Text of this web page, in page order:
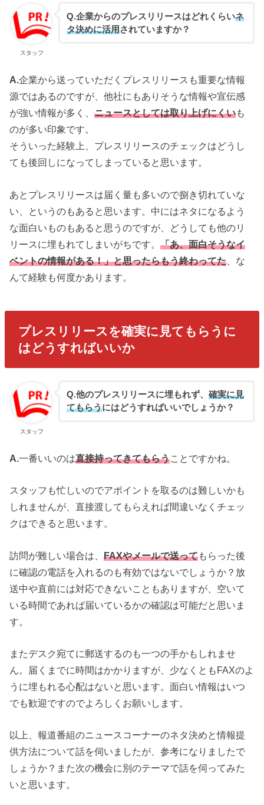
スタッフ
Q.企業からのプレスリリースはどれくらいネ
タ決めに活用されていますか？
A.企業から送っていただくプレスリリースも重要な情報
源ではあるのですが、他社にもありそうな情報や宣伝感
が強い情報が多く、ニュースとしては取り上げにくいも
のが多い印象です。
そういった経験上、プレスリリースのチェックはどうし
ても後回しになってしまっていると思います。
あとプレスリリースは届く量も多いので捌き切れていな
い、というのもあると思います。中にはネタになるよう
な面白いものもあると思うのですが、どうしても他のリ
リースに埋もれてしまいがちです。「あ、面白そうなイ
ベントの情報がある！」と思ったらもう終わってた 、な
んて経験も何度かあります。
プレスリリースを確実に見てもらうに
はどうすればいいか
スタッフ
Q.他のプレスリリースに埋もれず、 確実に見
てもらうにはどうすればいいでしょうか？
A.一番いいのは直接持ってきてもらうことですかね。
スタッフも忙しいのでアポイントを取るのは難しいかも
しれませんが、直接渡してもらえれば間違いなくチェッ
クはできると思います。
訪問が難しい場合は、FAXやメールで送ってもらった後
に確認の電話を入れるのも有効ではないでしょうか？放
送中や直前には対応できないこともありますが、空いて
いる時間であれば届いているかの確認は可能だと思いま
す。
またデスク宛てに郵送するのも一つの手かもしれませ
ん。届くまでに時間はかかりますが、少なくともFAXのよ
うに埋もれる心配はないと思います。面白い情報はいつ
でも歓迎ですのでよろしくお願いします。
以上、報道番組のニュースコーナーのネタ決めと情報提
供方法について話を伺いましたが、参考になりましたで
しょうか？また次の機会に別のテーマで話を伺ってみた
いと思います。